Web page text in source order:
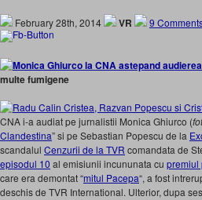
February 28th, 2014 VR 9
multe fumigene
CNA i-a audiat pe jurnalistii Monica Ghiurco (
Clandestina” si pe Sebastian Popescu de la
scandalul Cenzurii de la TVR comandata de
episodul 10 al emisiunii incununata cu premiul
care era demontat “mitul Pacepa“, a fost
deschis de TVR International. Ulterior, dupa